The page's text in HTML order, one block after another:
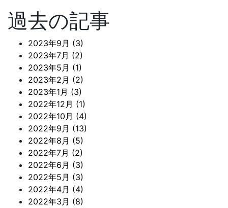
過去の記事
2023年9月 (3)
2023年7月 (2)
2023年5月 (1)
2023年2月 (2)
2023年1月 (3)
2022年12月 (1)
2022年10月 (4)
2022年9月 (13)
2022年8月 (5)
2022年7月 (2)
2022年6月 (3)
2022年5月 (3)
2022年4月 (4)
2022年3月 (8)